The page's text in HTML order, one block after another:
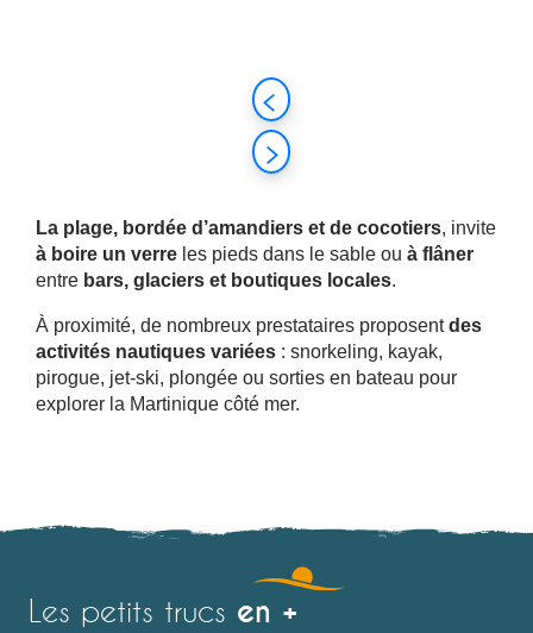
La plage, bordée d’amandiers et de cocotiers, invite
à boire un verre les pieds dans le sable ou à flâner
entre bars, glaciers et boutiques locales.
À proximité, de nombreux prestataires proposentdes
activités nautiques variées : snorkeling, kayak,
pirogue, jet-ski, plongée ou sorties en bateau pour
explorer la Martinique côté mer.
Les petits trucs en +